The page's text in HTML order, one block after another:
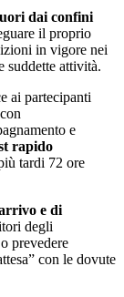
dai confini
il proprio
in vigore nei
suddette attività.
ai partecipanti
e
rapido
tardi 72 ore
e di
degli
prevedere
con le dovute